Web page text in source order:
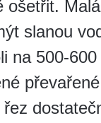
ošetřit.
slanou
na 500-600